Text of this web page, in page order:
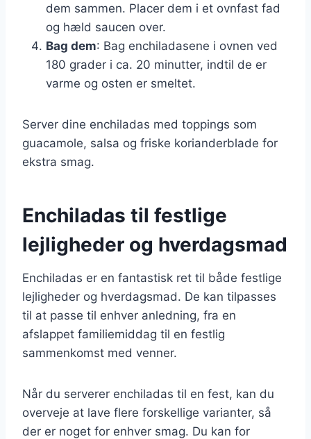
dem sammen. Placer dem i et ovnfast fad
og hæld saucen over.
Bag dem: Bag enchiladasene i ovnen ved
180 grader i ca. 20 minutter, indtil de er
varme og osten er smeltet.
Server dine enchiladas med toppings som
guacamole, salsa og friske korianderblade for
ekstra smag.
Enchiladas til festlige
lejligheder og hverdagsmad
Enchiladas er en fantastisk ret til både festlige
lejligheder og hverdagsmad. De kan tilpasses
til at passe til enhver anledning, fra en
afslappet familiemiddag til en festlig
sammenkomst med venner.
Når du serverer enchiladas til en fest, kan du
overveje at lave flere forskellige varianter, så
der er noget for enhver smag. Du kan for